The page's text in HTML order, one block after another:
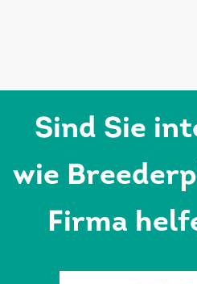
Sind Sie
wie
Firma